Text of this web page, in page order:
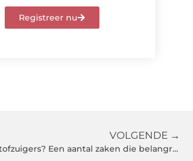
Registreer nu
VOLGENDE →
Wat is er zo bijzonder aan de nieuwste Dyson stofzuigers? Een aantal zaken die belangrijk zijn!